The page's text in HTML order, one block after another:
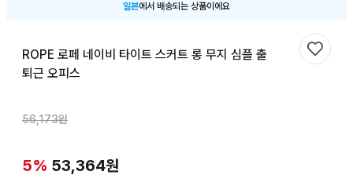
일본에서 배송되는 상품이에요
ROPE 로페 네이비 타이트 스커트 롱 무지 심플 출
퇴근 오피스
56,173원
5% 53,364원
찜하기